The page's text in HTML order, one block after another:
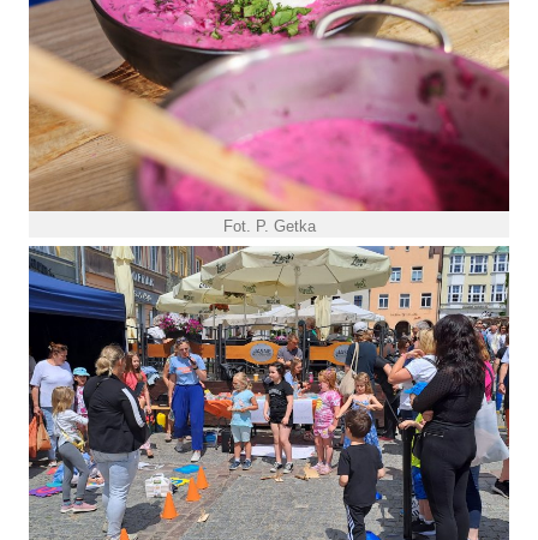
Fot. P. Getka